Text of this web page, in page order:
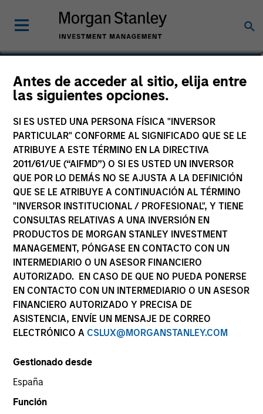
Antes de acceder al sitio, elija entre
las siguientes opciones.
SI ES USTED UNA PERSONA FÍSICA "INVERSOR
PARTICULAR" CONFORME AL SIGNIFICADO QUE SE LE
ATRIBUYE A ESTE TÉRMINO EN LA DIRECTIVA
2011/61/UE (“AIFMD”) O SI ES USTED UN INVERSOR
QUE POR LO DEMÁS NO SE AJUSTA A LA DEFINICIÓN
QUE SE LE ATRIBUYE A CONTINUACIÓN AL TÉRMINO
"INVERSOR INSTITUCIONAL / PROFESIONAL", Y TIENE
CONSULTAS RELATIVAS A UNA INVERSIÓN EN
PRODUCTOS DE MORGAN STANLEY INVESTMENT
MANAGEMENT, PÓNGASE EN CONTACTO CON UN
INTERMEDIARIO O UN ASESOR FINANCIERO
AUTORIZADO. EN CASO DE QUE NO PUEDA PONERSE
EN CONTACTO CON UN INTERMEDIARIO O UN ASESOR
FINANCIERO AUTORIZADO Y PRECISA DE
ASISTENCIA, ENVÍE UN MENSAJE DE CORREO
ELECTRÓNICO A CSLUX@MORGANSTANLEY.COM
Gestionado desde
España
Función
Utkarsh Sharma
Managing Director
YEARS OF INDUSTRY EXPERIENCE